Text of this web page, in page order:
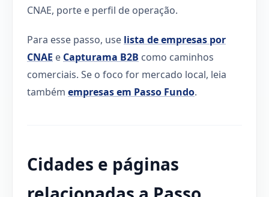
CNAE, porte e perfil de operação.
Para esse passo, use lista de empresas por
CNAE e Capturama B2B como caminhos
comerciais. Se o foco for mercado local, leia
também empresas em Passo Fundo.
Cidades e páginas